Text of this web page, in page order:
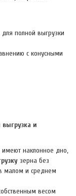
полной выгрузки
с конусными
и
имеют наклонное дно,
зерна без
малом и среднем
весом